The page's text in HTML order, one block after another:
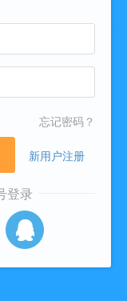
忘记密码？
新用户注册
登录